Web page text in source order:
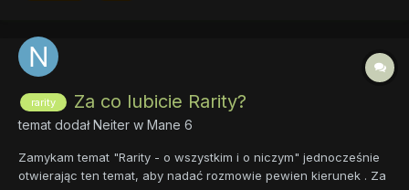
rarity Za co lubicie Rarity?
temat dodałNeiter w Mane 6
Zamykam temat "Rarity - o wszystkim i o niczym" jednocześnie
otwierając ten temat, aby nadać rozmowie pewien kierunek . Za